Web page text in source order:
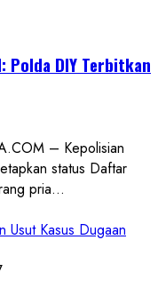
Polda DIY Terbitkan
– Kepolisian
status Daftar
pria...
Usut Kasus Dugaan